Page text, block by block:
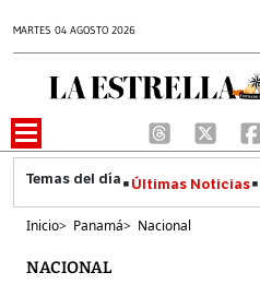
MARTES 04 AGOSTO 2026
Últimas Noticias
Inicio> Panamá> Nacional
NACIONAL